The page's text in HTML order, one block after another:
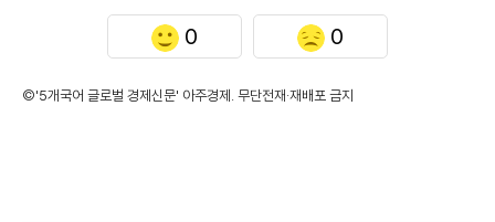
0 0
©'5개국어 글로벌 경제신문' 아주경제. 무단전재·재배포 금지